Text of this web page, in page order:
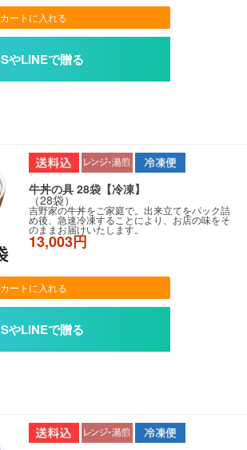
カートに入れる
牛丼の具 28袋【冷凍】
（28袋）
吉野家の牛丼をご家庭で。出来立てをパック詰
め後、急速冷凍することにより、お店の味をそ
のままお届けいたします。
13,003円
カートに入れる